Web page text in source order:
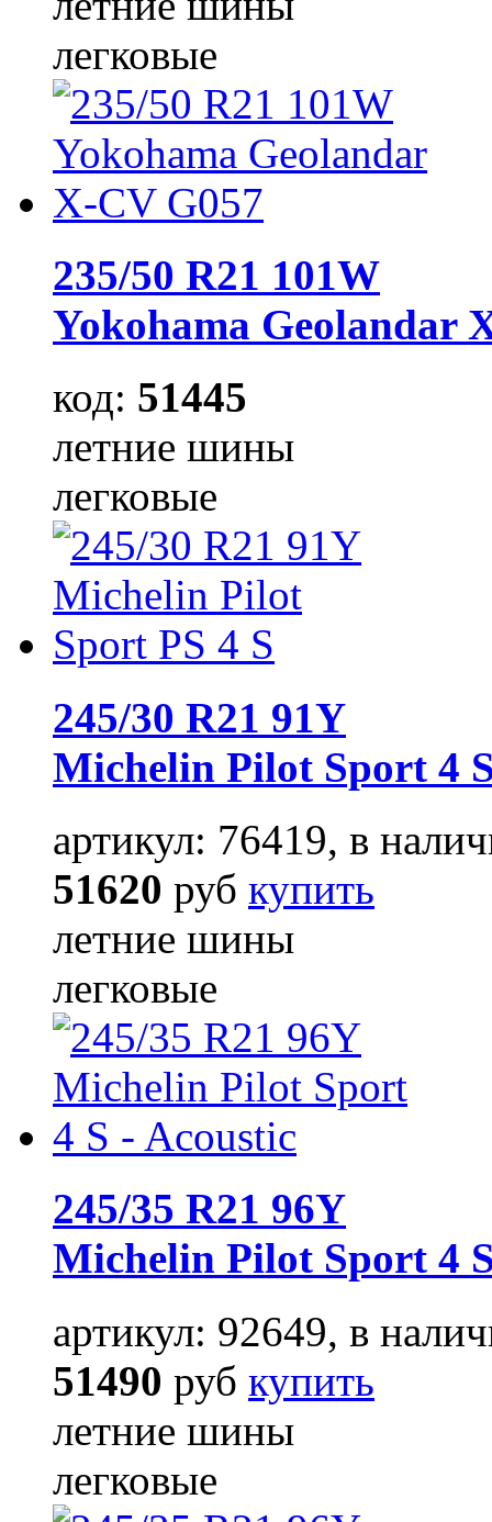
легковые
235/50 R21 101W
Yokohama Geolandar
код: 51445
летние шины
легковые
245/30 R21 91Y
Michelin Pilot Sport 4
артикул: 76419, в
51620 руб купить
летние шины
легковые
245/35 R21 96Y
Michelin Pilot Sport 4
артикул: 92649, в
51490 руб купить
летние шины
легковые